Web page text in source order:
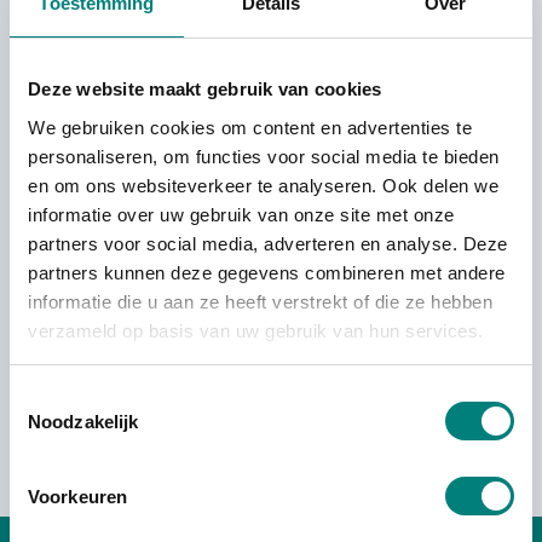
Deze website maakt gebruik van cookies
We gebruiken cookies om content en advertenties te
personaliseren, om functies voor social media te bieden
en om ons websiteverkeer te analyseren. Ook delen we
informatie over uw gebruik van onze site met onze
partners voor social media, adverteren en analyse. Deze
partners kunnen deze gegevens combineren met andere
informatie die u aan ze heeft verstrekt of die ze hebben
verzameld op basis van uw gebruik van hun services.
Noodzakelijk
Voorkeuren
Een verhuizing is vaak een flinke klus. Gelukkig
Kievit. Wij starten met een persoonlijk gesprek
om al uw wensen in kaart te brengen. Daarna
stellen we een duidelijk en praktisch
verhuisplan op, volledig afgestemd op uw
situatie. Of het nu gaat om het inpakken van
dozen, het demonteren van meubels of het
veilig transporteren van uw spullen, onze
verhuizers in Velden nemen alles voor u uit
zaken terwijl wij ervoor zorgen dat uw